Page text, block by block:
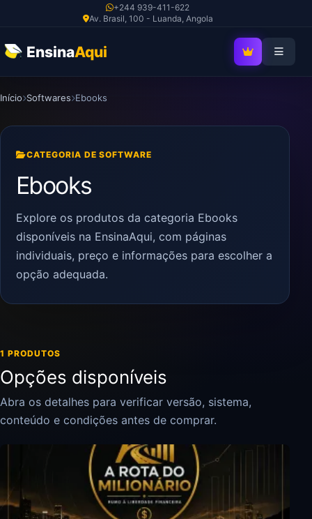
+244 939-411-622
Av. Brasil, 100 - Luanda, Angola
EnsinaAqui SEJA MEMBRO
o
conteúdo
Início Softwares Ebooks
CATEGORIA DE SOFTWARE
Ebooks
Explore os produtos da categoria Ebooks
disponíveis na EnsinaAqui, com páginas
individuais, preço e informações para escolher a
opção adequada.
1 PRODUTOS
Opções disponíveis
Abra os detalhes para verificar versão, sistema,
conteúdo e condições antes de comprar.